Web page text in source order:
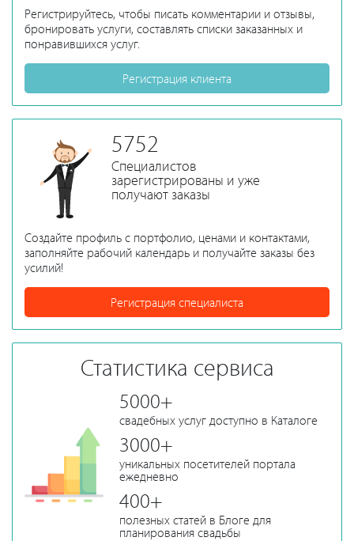
Регистрируйтесь, чтобы писать комментарии и отзывы,
бронировать услуги, составлять списки заказанных и
понравившихся услуг.
Регистрация клиента
5752
Специалистов
зарегистрированы и уже
получают заказы
Создайте профиль с портфолио, ценами и контактами,
заполняйте рабочий календарь и получайте заказы без
усилий!
Регистрация специалиста
Статистика сервиса
5000+
свадебных услуг доступно в Каталоге
3000+
уникальных посетителей портала
ежедневно
400+
полезных статей в Блоге для
планирования свадьбы